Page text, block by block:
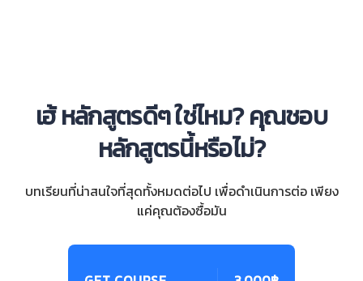
เฮ้ หลักสูตรดีๆ ใช่ไหม? คุณชอบ
หลักสูตรนี้หรือไม่?
บทเรียนที่น่าสนใจที่สุดทั้งหมดต่อไป เพื่อดำเนินการต่อ เพียง
แค่คุณต้องซื้อมัน